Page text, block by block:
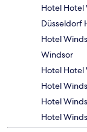
Hotel Hotel
Düsseldorf
Hotel
Windsor
Hotel Hotel
Hotel
Hotel
Hotel